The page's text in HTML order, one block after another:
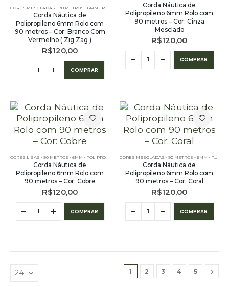
Corda Náutica de
Polipropileno 6mm Rolo com
90 metros – Cor: Branco Com
Vermelho ( Zig Zag )
R$120,00
COMPRAR
Corda Náutica de
Polipropileno 6mm Rolo com
90 metros – Cor: Cinza
Mesclado
R$120,00
COMPRAR
Corda Náutica de
Polipropileno 6mm Rolo com
90 metros – Cor: Cobre
R$120,00
COMPRAR
Corda Náutica de
Polipropileno 6mm Rolo com
90 metros – Cor: Coral
R$120,00
COMPRAR
1 2 3 4 5